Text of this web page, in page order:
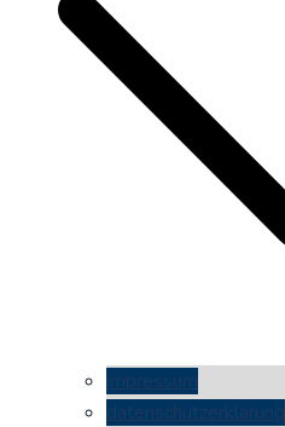
impressum
datenschutzerklärung